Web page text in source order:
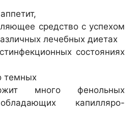
средство с успехом
лечебных диетах
состояниях
темных
много фенольных
капилляро-